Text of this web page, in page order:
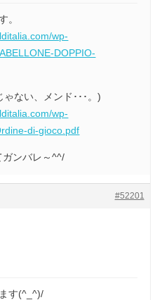
。
wp-
DOPPIO-
ない、メンド･･･。)
wp-
di-gioco.pdf
ガンバレ～^^/
#52201
す(^_^)/